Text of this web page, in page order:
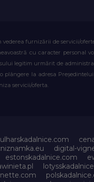
vederea furnizării de servicii/
cu caracter personal
legitim urmărit de
plângere la adresa
servicii/oferta.
digital-
estonskadalnice.com